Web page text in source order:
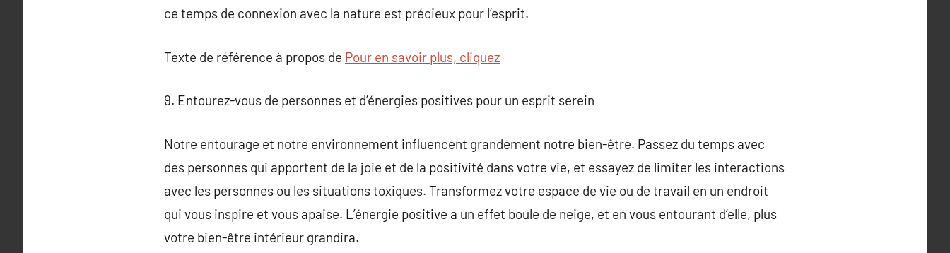
ce temps de connexion avec la nature est précieux pour l’esprit.
Texte de référence à propos de Pour en savoir plus, cliquez
9. Entourez-vous de personnes et d’énergies positives pour un esprit serein
Notre entourage et notre environnement influencent grandement notre bien-être. Passez du temps avec
des personnes qui apportent de la joie et de la positivité dans votre vie, et essayez de limiter les interactions
avec les personnes ou les situations toxiques. Transformez votre espace de vie ou de travail en un endroit
qui vous inspire et vous apaise. L’énergie positive a un effet boule de neige, et en vous entourant d’elle, plus
votre bien-être intérieur grandira.